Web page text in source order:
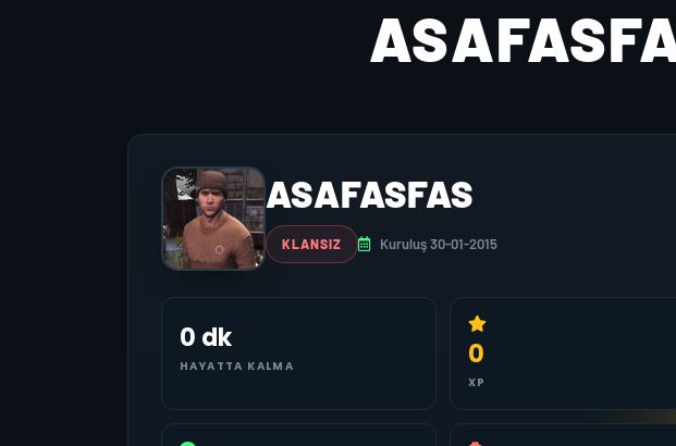
ASAFASFAS
KLANSIZ Kuruluş 30-01-2015
0 dk
HAYATTA KALMA 0
XP